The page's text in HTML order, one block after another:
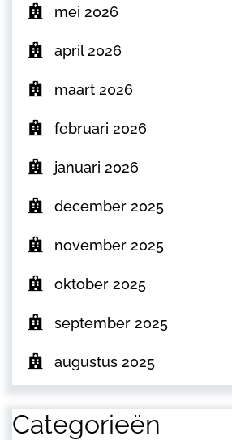
mei 2026
april 2026
maart 2026
februari 2026
januari 2026
december 2025
november 2025
oktober 2025
september 2025
augustus 2025
Categorieën